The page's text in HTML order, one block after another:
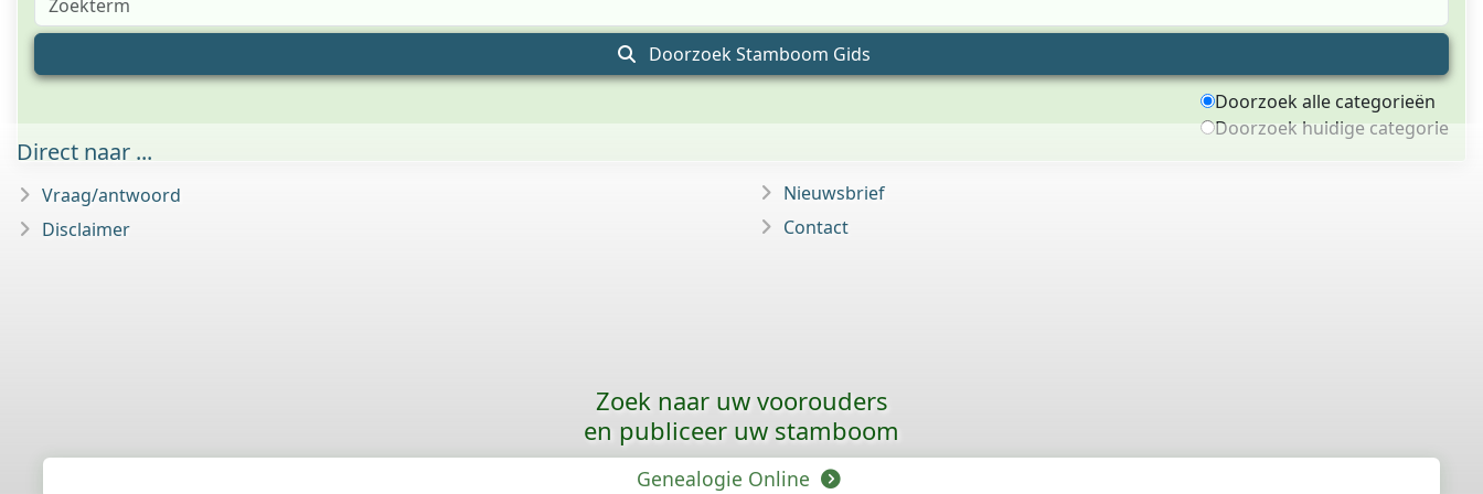
Doorzoek Stamboom Gids
Doorzoek alle categorieën
Doorzoek huidige categorie
Direct naar ...
Vraag/antwoord
Disclaimer
Nieuwsbrief
Contact
Zoek naar uw voorouders
en publiceer uw stamboom
Genealogie Online